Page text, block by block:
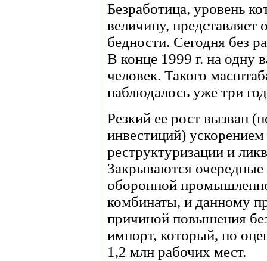
Безработица, уровень
величину,
бедности. Сегодня без
В конце 1999 г. на одну
человек. Такого
наблюдалось уже три
Резкий ее рост вызван
инвестиций)
реструктуризации и
Закрываются
оборонной
комбинаты, и данному
причиной повышения
импорт, который, по
1,2 млн рабочих мест.